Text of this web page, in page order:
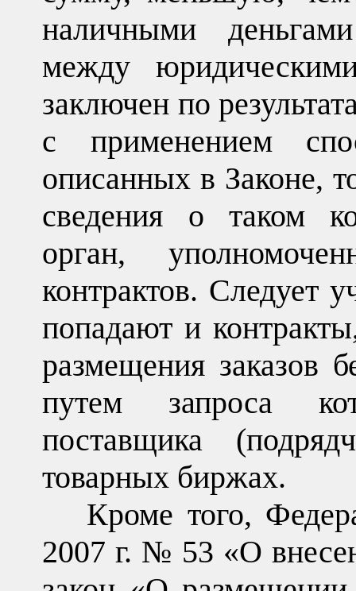
наличными
между
заключен по
с применением
описанных в Законе,
сведения о таком
орган,
контрактов. Следует
попадают и
размещения заказов
путем запроса
поставщика
товарных биржах.
Кроме того,
2007 г. № 53 «О